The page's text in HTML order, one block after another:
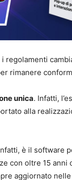
regolamenti
rimanere
unica. Infatti,
alla
è il software
con oltre 15 anni
aggiornato